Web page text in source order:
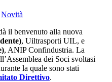
Novità
il benvenuto alla nuova
, Uiltrasporti UIL, e
, ANIP Confindustria. La
dei Soci svoltasi
la quale sono stati
Direttivo.